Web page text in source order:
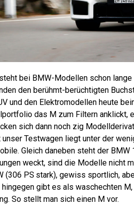
bei BMW-Modellen schon
den berühmt-berüchtigten
und den Elektromodellen heute
das M zum Filtern anklickt,
sich dann noch zig
Testwagen liegt unter der
Gleich daneben steht der
weckt, sind die Modelle nicht
(306 PS stark), gewiss sportlich,
hingegen gibt es als waschechten
So stellt man sich einen M vor.